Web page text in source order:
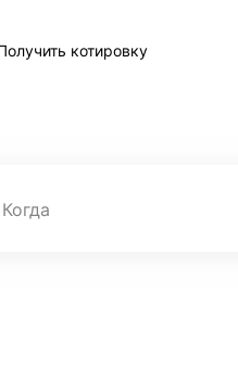
котировку
Когда